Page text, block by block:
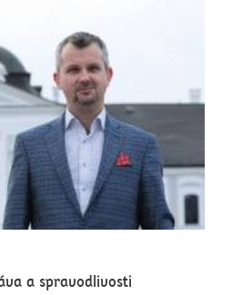
a spravodlivosti